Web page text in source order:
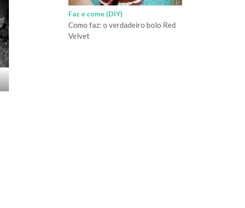
Faz e come (DIY)
Como faz: o verdadeiro bolo Red
Velvet